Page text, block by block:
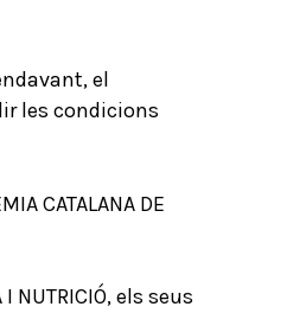
el
les condicions
CATALANA DE
NUTRICIÓ, els seus